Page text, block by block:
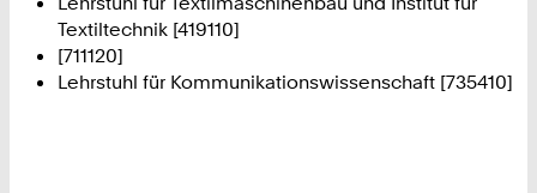
Textiltechnik [419110]
[711120]
Lehrstuhl für Kommunikationswissenschaft [735410]